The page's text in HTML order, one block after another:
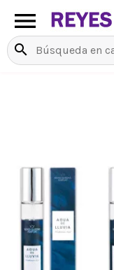

search